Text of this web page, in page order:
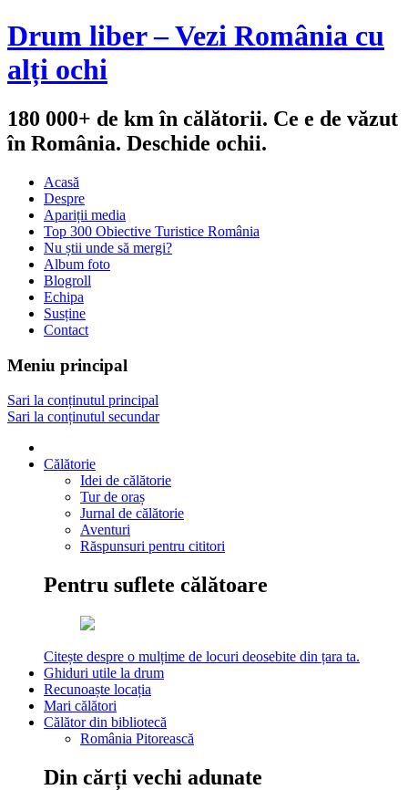
Drum liber – Vezi România cu
alți ochi
180 000+ de km în călătorii. Ce e de văzut
în România. Deschide ochii.
Acasă
Despre
Apariții media
Top 300 Obiective Turistice România
Nu știi unde să mergi?
Album foto
Blogroll
Echipa
Susține
Contact
Meniu principal
Sari la conținutul principal
Sari la conținutul secundar
Călătorie
Idei de călătorie
Tur de oraș
Jurnal de călătorie
Aventuri
Răspunsuri pentru cititori
Pentru suflete călătoare
Citește despre o mulțime de locuri deosebite din țara ta.
Ghiduri utile la drum
Recunoaște locația
Mari călători
Călător din bibliotecă
România Pitorească
Din cărți vechi adunate